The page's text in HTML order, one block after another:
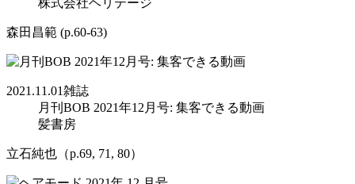
株式会社ヘリテージ
森田昌範 (p.60-63)
2021.11.01雑誌
月刊BOB 2021年12月号: 集客できる動画
髪書房
立石純也（p.69, 71, 80）